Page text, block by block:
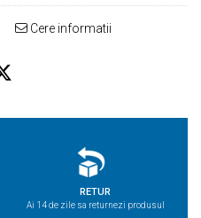
Cere informatii
RETUR
Ai 14 de zile sa returnezi produsul